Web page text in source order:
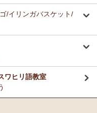
/イリンガバスケット/
ワヒリ語教室